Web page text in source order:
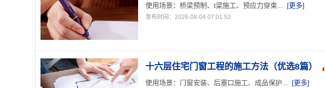
使用场景：桥梁预制、t梁施工、预应力穿束... [更多]
发布时间：2026-08-04 07:01:52
十六层住宅门窗工程的施工方法（优选8篇）
使用场景：门窗安装、后塞口施工、成品保护... [更多]